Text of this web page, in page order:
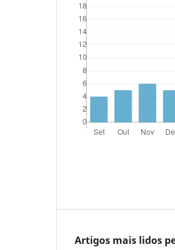
Artigos mais lidos